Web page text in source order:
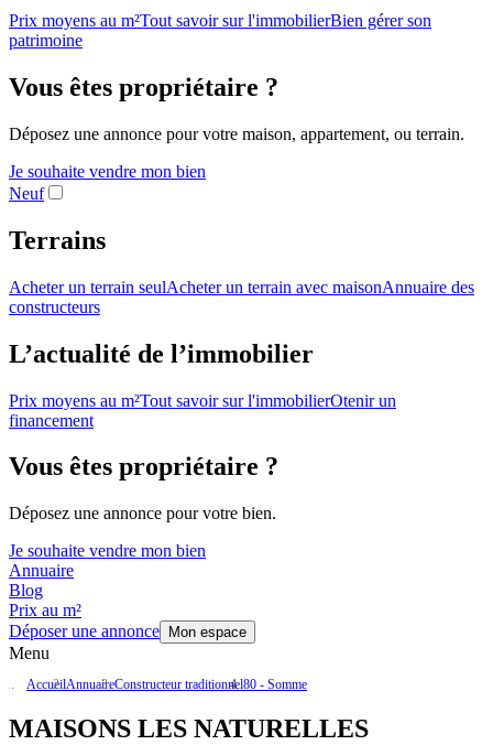
Prix moyens au m²Tout savoir sur l'immobilierBien gérer son
patrimoine
Vous êtes propriétaire ?
Déposez une annonce pour votre maison, appartement, ou terrain.
Je souhaite vendre mon bien
Neuf
Terrains
Acheter un terrain seulAcheter un terrain avec maisonAnnuaire des
constructeurs
L’actualité de l’immobilier
Prix moyens au m²Tout savoir sur l'immobilierOtenir un
financement
Vous êtes propriétaire ?
Déposez une annonce pour votre bien.
Je souhaite vendre mon bien
Annuaire
Blog
Prix au m²
Déposer une annonce
Mon espace
Menu
AccueilAnnuaireConstructeur traditionnel80 - Somme
MAISONS LES NATURELLES